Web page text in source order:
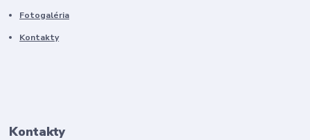
Fotogaléria
Kontakty
Kontakty